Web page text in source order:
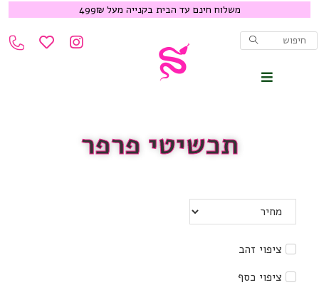
משלוח חינם עד הבית בקנייה מעל 499₪
תכשיטי פרפר
ציפוי זהב
ציפוי כסף